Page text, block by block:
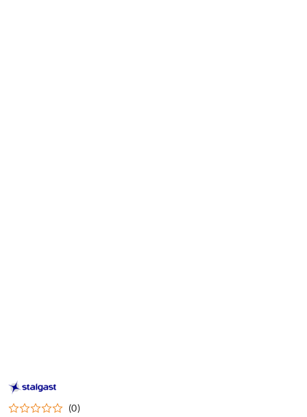
STALGAST
–
WYPOSAŻENIE
DLA
(0)